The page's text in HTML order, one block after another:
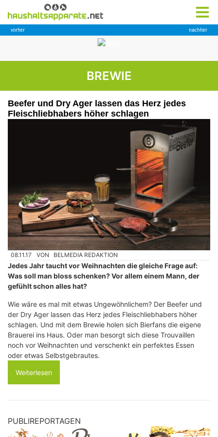
BREWIE
Beefer und Dry Ager lassen das Herz jedes
Fleischliebhabers höher schlagen
08.11.17 VON BELMEDIA REDAKTION
Jedes Jahr taucht vor Weihnachten die gleiche Frage auf:
Was soll man bloss schenken? Vor allem einem Mann, der
gefühlt schon alles hat?
Wie wäre es mal mit etwas Ungewöhnlichem? Der Beefer und
der Dry Ager lassen das Herz jedes Fleischliebhabers höher
schlagen. Und mit dem Brewie holen sich Bierfans die eigene
Brauerei ins Haus. Oder man besorgt sich diese Trouvaillen
noch vor Weihnachten und verschenkt ein perfektes Essen
oder etwas Selbstgebrautes.
Weiterlesen
PUBLIREPORTAGEN